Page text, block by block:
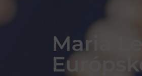
Maria